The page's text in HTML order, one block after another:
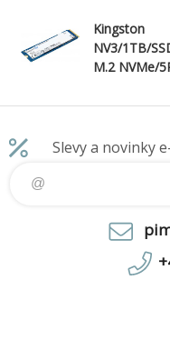
Kingston
NV3/1TB/
M.2 NVMe/
Slevy a novinky